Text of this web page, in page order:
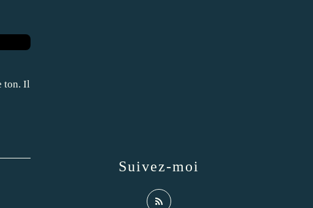
ton. Il
Suivez-moi